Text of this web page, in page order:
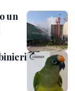
un